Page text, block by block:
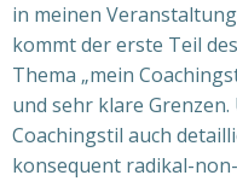
in meinen
kommt der erste Teil
Thema „mein
und sehr klare
Coachingstil auch
konsequent radikal-